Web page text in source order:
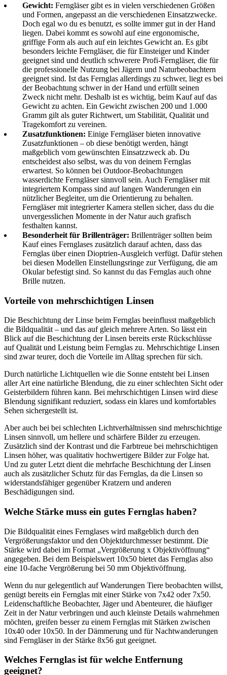
Gewicht: Ferngläser gibt es in vielen verschiedenen Größen
und Formen, angepasst an die verschiedenen Einsatzzwecke.
Doch egal wo du es benutzt, es sollte immer gut in der Hand
liegen. Dabei kommt es sowohl auf eine ergonomische,
griffige Form als auch auf ein leichtes Gewicht an. Es gibt
besonders leichte Ferngläser, die für Einsteiger und Kinder
geeignet sind und deutlich schwerere Profi-Ferngläser, die für
die professionelle Nutzung bei Jägern und Naturbeobachtern
geeignet sind. Ist das Fernglas allerdings zu schwer, liegt es bei
der Beobachtung schwer in der Hand und erfüllt seinen
Zweck nicht mehr. Deshalb ist es wichtig, beim Kauf auf das
Gewicht zu achten. Ein Gewicht zwischen 200 und 1.000
Gramm gilt als guter Richtwert, um Stabilität, Qualität und
Tragekomfort zu vereinen.
Zusatzfunktionen: Einige Ferngläser bieten innovative
Zusatzfunktionen – ob diese benötigt werden, hängt
maßgeblich vom gewünschten Einsatzzweck ab. Du
entscheidest also selbst, was du von deinem Fernglas
erwartest. So können bei Outdoor-Beobachtungen
wasserdichte Ferngläser sinnvoll sein. Auch Ferngläser mit
integriertem Kompass sind auf langen Wanderungen ein
nützlicher Begleiter, um die Orientierung zu behalten.
Ferngläser mit integrierter Kamera stellen sicher, dass du die
unvergesslichen Momente in der Natur auch grafisch
festhalten kannst.
Besonderheit für Brillenträger: Brillenträger sollten beim
Kauf eines Fernglases zusätzlich darauf achten, dass das
Fernglas über einen Dioptrien-Ausgleich verfügt. Dafür stehen
bei diesen Modellen Einstellungsringe zur Verfügung, die am
Okular befestigt sind. So kannst du das Fernglas auch ohne
Brille nutzen.
Vorteile von mehrschichtigen Linsen
Die Beschichtung der Linse beim Fernglas beeinflusst maßgeblich
die Bildqualität – und das auf gleich mehrere Arten. So lässt ein
Blick auf die Beschichtung der Linsen bereits erste Rückschlüsse
auf Qualität und Leistung beim Fernglas zu. Mehrschichtige Linsen
sind zwar teurer, doch die Vorteile im Alltag sprechen für sich.
Durch natürliche Lichtquellen wie die Sonne entsteht bei Linsen
aller Art eine natürliche Blendung, die zu einer schlechten Sicht oder
Geisterbildern führen kann. Bei mehrschichtigen Linsen wird diese
Blendung signifikant reduziert, sodass ein klares und komfortables
Sehen sichergestellt ist.
Aber auch bei bei schlechten Lichtverhältnissen sind mehrschichtige
Linsen sinnvoll, um hellere und schärfere Bilder zu erzeugen.
Zusätzlich sind der Kontrast und die Farbtreue bei mehrschichtigen
Linsen höher, was qualitativ hochwertigere Bilder zur Folge hat.
Und zu guter Letzt dient die mehrfache Beschichtung der Linsen
auch als zusätzlicher Schutz für das Fernglas, da die Linsen so
widerstandsfähiger gegenüber Kratzern und anderen
Beschädigungen sind.
Welche Stärke muss ein gutes Fernglas haben?
Die Bildqualität eines Fernglases wird maßgeblich durch den
Vergrößerungsfaktor und den Objektdurchmesser bestimmt. Die
Stärke wird dabei im Format „Vergrößerung x Objektivöffnung“
angegeben. Bei dem Beispielswert 10x50 bietet das Fernglas also
eine 10-fache Vergrößerung bei 50 mm Objektivöffnung.
Wenn du nur gelegentlich auf Wanderungen Tiere beobachten willst,
genügt bereits ein Fernglas mit einer Stärke von 7x42 oder 7x50.
Leidenschaftliche Beobachter, Jäger und Abenteurer, die häufiger
Zeit in der Natur verbringen und auch kleinste Details wahrnehmen
möchten, greifen besser zu einem Fernglas mit Stärken zwischen
10x40 oder 10x50. In der Dämmerung und für Nachtwanderungen
sind Ferngläser in der Stärke 8x56 gut geeignet.
Welches Fernglas ist für welche Entfernung
geeignet?